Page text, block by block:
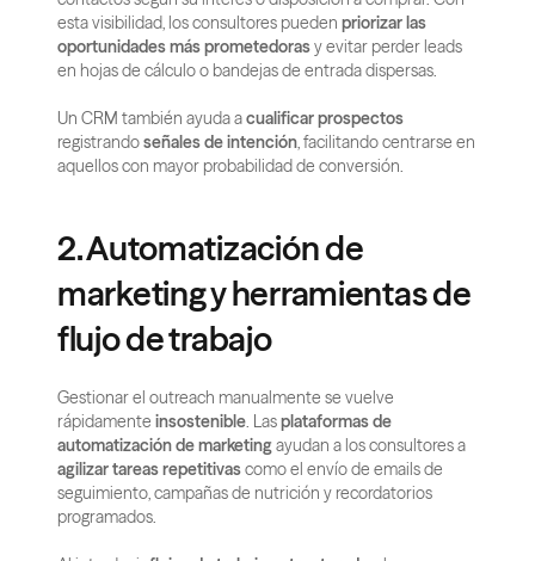
esta visibilidad, los consultores pueden priorizar las
oportunidades más prometedoras y evitar perder leads
en hojas de cálculo o bandejas de entrada dispersas.
Un CRM también ayuda a cualificar prospectos
registrando señales de intención, facilitando centrarse en
aquellos con mayor probabilidad de conversión.
2. Automatización de
marketing y herramientas de
flujo de trabajo
Gestionar el outreach manualmente se vuelve
rápidamente insostenible. Las plataformas de
automatización de marketing
agilizar tareas repetitivas como el envío de emails de
seguimiento, campañas de nutrición y recordatorios
programados.